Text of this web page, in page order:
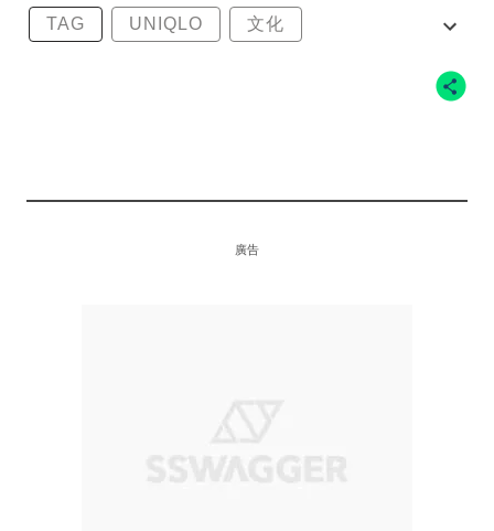
TAG UNIQLO 文化
廣告